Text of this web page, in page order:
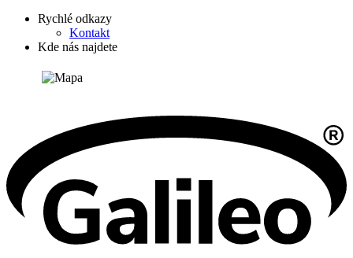
Rychlé odkazy
Kontakt
Kde nás najdete